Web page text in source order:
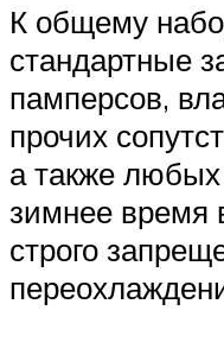
К общему
стандартные
памперсов,
прочих
а также любых
зимнее время
строго